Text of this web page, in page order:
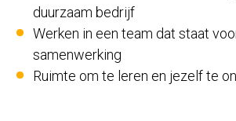
duurzaam bedrijf
Werken in een team dat staat
samenwerking
Ruimte om te leren en jezelf te